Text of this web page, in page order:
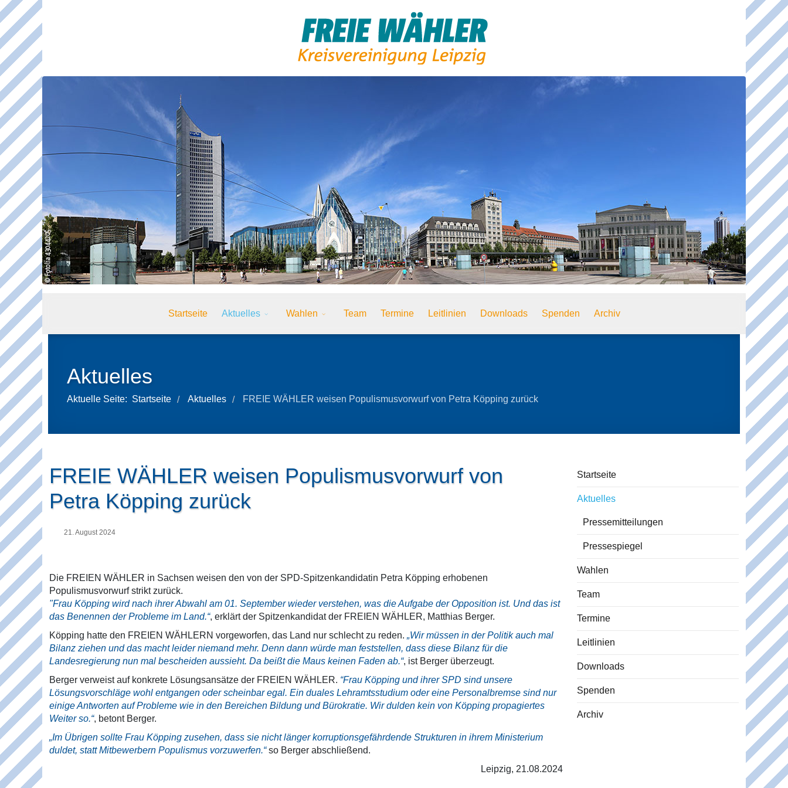
Startseite Aktuelles Wahlen Team Termine Leitlinien Downloads Spenden Archiv
Aktuelles
Aktuelle Seite: Startseite / Aktuelles / FREIE WÄHLER weisen Populismusvorwurf von Petra Köpping zurück
FREIE WÄHLER weisen Populismusvorwurf von
Petra Köpping zurück
21. August 2024
Die FREIEN WÄHLER in Sachsen weisen den von der SPD-Spitzenkandidatin Petra Köpping erhobenen
Populismusvorwurf strikt zurück.
"Frau Köpping wird nach ihrer Abwahl am 01. September wieder verstehen, was die Aufgabe der Opposition ist. Und das ist
das Benennen der Probleme im Land.“, erklärt der Spitzenkandidat der FREIEN WÄHLER, Matthias Berger.
Köpping hatte den FREIEN WÄHLERN vorgeworfen, das Land nur schlecht zu reden. „Wir müssen in der Politik auch mal
Bilanz ziehen und das macht leider niemand mehr. Denn dann würde man feststellen, dass diese Bilanz für die
Landesregierung nun mal bescheiden aussieht. Da beißt die Maus keinen Faden ab.“, ist Berger überzeugt.
Berger verweist auf konkrete Lösungsansätze der FREIEN WÄHLER. “Frau Köpping und ihrer SPD sind unsere
Lösungsvorschläge wohl entgangen oder scheinbar egal. Ein duales Lehramtsstudium oder eine Personalbremse sind nur
einige Antworten auf Probleme wie in den Bereichen Bildung und Bürokratie. Wir dulden kein von Köpping propagiertes
Weiter so.“, betont Berger.
„Im Übrigen sollte Frau Köpping zusehen, dass sie nicht länger korruptionsgefährdende Strukturen in ihrem Ministerium
duldet, statt Mitbewerbern Populismus vorzuwerfen.“so Berger abschließend.
Leipzig, 21.08.2024
Startseite
Aktuelles
Pressemitteilungen
Pressespiegel
Wahlen
Team
Termine
Leitlinien
Downloads
Spenden
Archiv